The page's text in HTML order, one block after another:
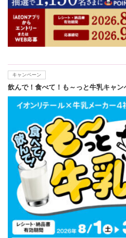
キャンペーン
飲んで！食べて！も～っと牛乳キャン